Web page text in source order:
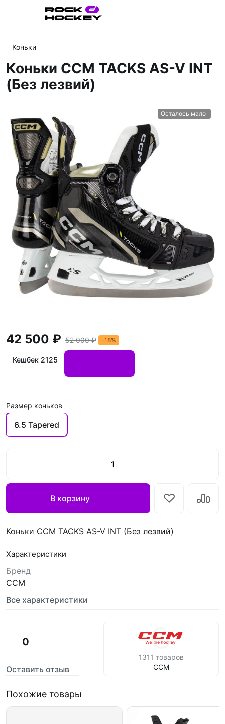
Коньки
Коньки CCM TACKS AS-V INT
(Без лезвий)
Осталось мало
42 500 ₽ 52 000 ₽ -18%
Кешбек 2125
Размер коньков
6.5 Tapered
В корзину
Коньки CCM TACKS AS-V INT (Без лезвий)
Характеристики
Бренд
CCM
Все характеристики
0
Оставить отзыв
1311 товаров
CCM
Похожие товары